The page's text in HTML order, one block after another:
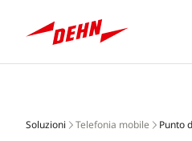
content
LOGIN / REGISTER
Soluzioni Telefonia mobile Punto